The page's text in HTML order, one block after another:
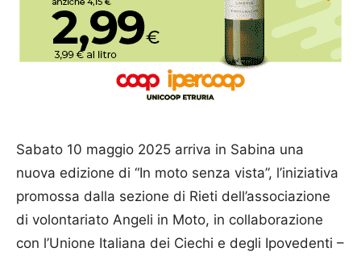
Sabato 10 maggio 2025 arriva in Sabina una
nuova edizione di “In moto senza vista”, l’iniziativa
promossa dalla sezione di Rieti dell’associazione
di volontariato Angeli in Moto, in collaborazione
con l’Unione Italiana dei Ciechi e degli Ipovedenti –